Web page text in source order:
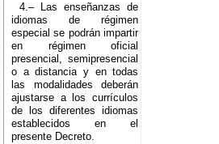
4.– Las enseñanzas de
idiomas de régimen
especial se podrán impartir
en régimen oficial
presencial, semipresencial
o a distancia y en todas
las modalidades deberán
ajustarse a los currículos
de los diferentes idiomas
establecidos en el
presente Decreto.